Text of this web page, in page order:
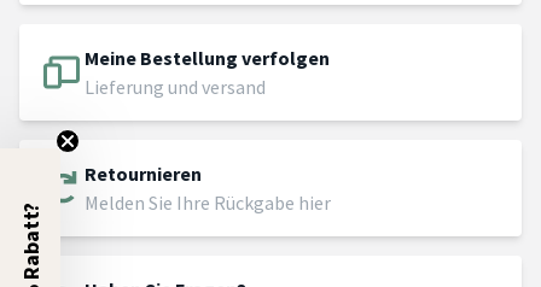
Meine Bestellung verfolgen
Lieferung und versand
Retournieren
Melden Sie Ihre Rückgabe hier
5% Rabatt?